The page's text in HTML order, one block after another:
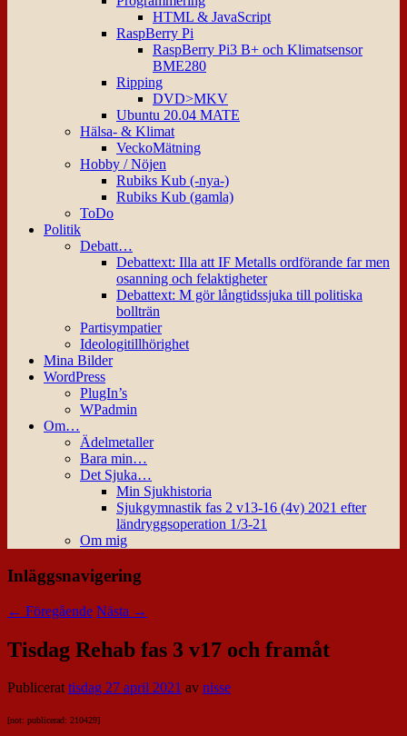
HTML & JavaScript
RaspBerry Pi
RaspBerry Pi3 B+ och Klimatsensor
BME280
Ripping
DVD>MKV
Ubuntu 20.04 MATE
Hälsa- & Klimat
VeckoMätning
Hobby / Nöjen
Rubiks Kub (-nya-)
Rubiks Kub (gamla)
ToDo
Politik
Debatt…
Debattext: Illa att IF Metalls ordförande far men
osanning och felaktigheter
Debattext: M gör långtidssjuka till politiska
bollträn
Partisympatier
Ideologitillhörighet
Mina Bilder
WordPress
PlugIn’s
WPadmin
Om…
Ädelmetaller
Bara min…
Det Sjuka…
Min Sjukhistoria
Sjukgymnastik fas 2 v13-16 (4v) 2021 efter
ländryggsoperation 1/3-21
Om mig
Inläggsnavigering
← Föregående Nästa →
Tisdag Rehab fas 3 v17 och framåt
Publicerattisdag 27 april 2021 av nisse
[not: publicerad: 210429]